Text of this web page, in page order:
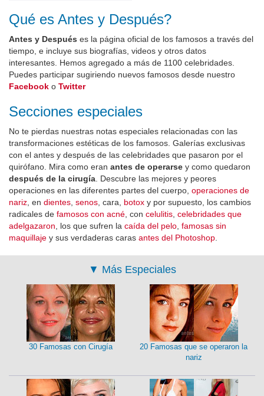
Qué es Antes y Después?
Antes y Después es la página oficial de los famosos a través del
tiempo, e incluye sus biografías, videos y otros datos
interesantes. Hemos agregado a más de 1100 celebridades.
Puedes participar sugiriendo nuevos famosos desde nuestro
Facebook o Twitter
Secciones especiales
No te pierdas nuestras notas especiales relacionadas con las
transformaciones estéticas de los famosos. Galerías exclusivas
con el antes y después de las celebridades que pasaron por el
quirófano. Mira como eran antes de operarse y como quedaron
después de la cirugía . Descubre las mejores y peores
operaciones en las diferentes partes del cuerpo, operaciones de
nariz , en dientes senos , cara, botox y por supuesto, los cambios
radicales de famosos con acné , con celulitis celebridades que
adelgazaron , los que sufren la caída del pelo famosas sin
maquillaje y sus verdaderas caras antes del Photoshop
▼ Más Especiales
30 Famosas con Cirugía
20 Famosas que se operaron la
nariz